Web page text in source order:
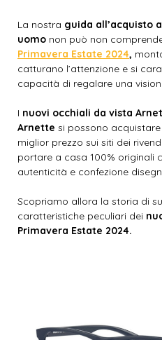
La nostra guida all’acquisto
uomo non può non
Primavera Estate 2024,
catturano l’attenzione e si
capacità di regalare una
I nuovi occhiali da vista
Arnette si possono
miglior prezzo sui siti dei
portare a casa 100% originali
autenticità e confezione
Scopriamo allora la storia di
caratteristiche peculiari dei
Primavera Estate 2024.